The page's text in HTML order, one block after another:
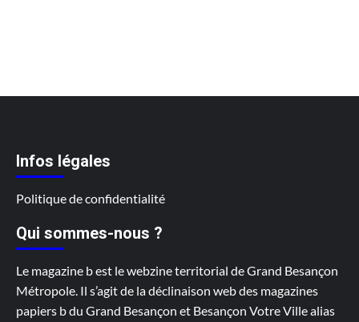
Infos légales
Politique de confidentialité
Qui sommes-nous ?
Le magazine b est le webzine territorial de Grand Besançon
Métropole. Il s’agit de la déclinaison web des magazines
papiers b du Grand Besançon et Besançon Votre Ville alias